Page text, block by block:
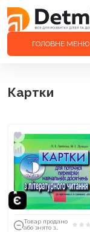
ГОЛОВНЕ МЕНЮ
Картки
Товар продано
або знято з